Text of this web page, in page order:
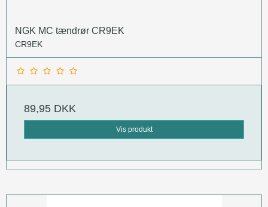
NGK MC tændrør CR9EK
CR9EK
89,95 DKK
Vis produkt